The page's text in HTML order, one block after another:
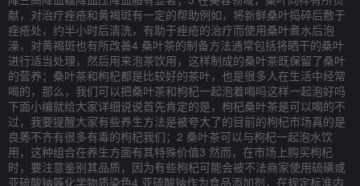
献，对治疗痤疮和黄褐斑有一定的帮助例如，将新鲜桑叶捣碎后敷于
痤疮处，约半小时后清洗，有助于痤疮的治疗而使用桑叶煮水后泡
澡，对黄褐斑也有所改善4 桑叶茶的制备方法通常包括将晒干的桑叶
进行适当处理，然后用来泡茶饮用，这样制成的桑叶茶既保留了桑叶
的营养；桑叶茶和枸杞都是比较好的茶叶，也是很多人在生活中经常
喝的，那么，我们可以把桑叶茶和枸杞一起泡着喝吗这样一起泡好吗
下面小编就给大家详细说说首先肯定的是，枸杞桑叶茶是可以喝的不
过，我要提醒大家有些养生方法是被夸大了的目前的枸杞市场真的是
良莠不齐有很多有毒的枸杞我们；2 桑叶茶可以与枸杞一起泡水饮
用，这种组合在养生方面有其特殊价值3 然而，在市场上购买枸杞
时，要注意鉴别其品质，因为有些枸杞可能会被不法商家使用硫磺或
亚硫酸钠等化学物质染色4 亚硫酸钠作为食品添加剂，在规定标准内